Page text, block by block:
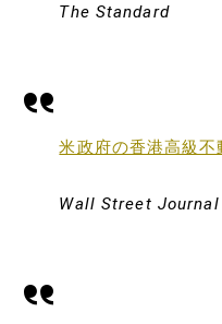
The Standard
米政府の香港高級
Wall Street Journal